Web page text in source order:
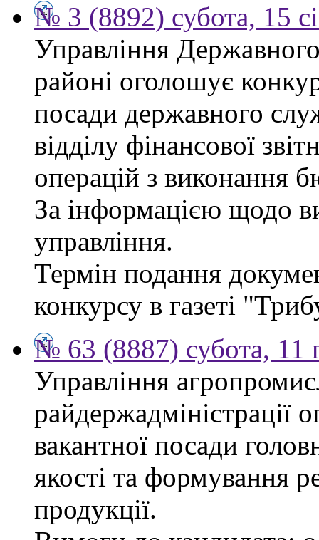
№ 3 (8892) субота, 15
Управління
районі оголошує
посади державного
відділу фінансової
операцій з виконання
За інформацією щодо
управління.
Термін подання
конкурсу в газеті
№ 63 (8887) субота, 11
Управління
райдержадміністрації
вакантної посади
якості та формування
продукції.